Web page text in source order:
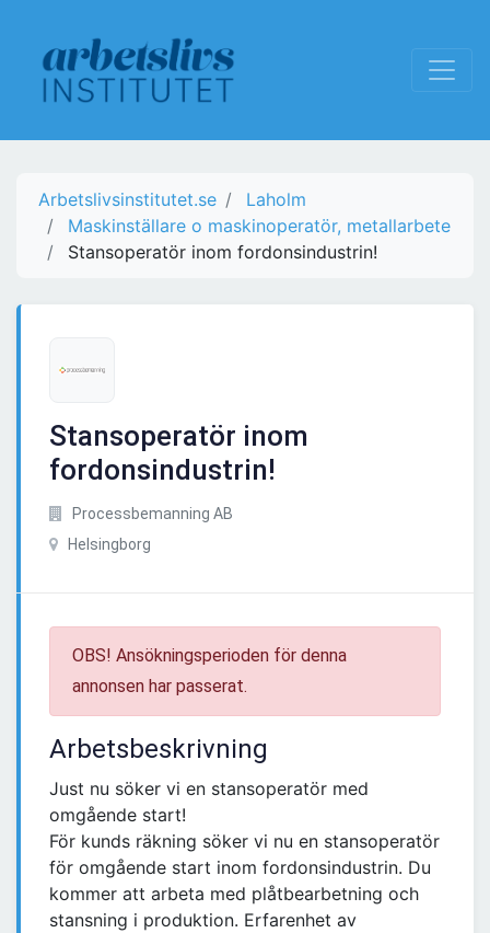
Arbetslivsinstitutet.se
Laholm
Maskinställare o maskinoperatör, metallarbete
Stansoperatör inom fordonsindustrin!
Stansoperatör inom
fordonsindustrin!
Processbemanning AB
Helsingborg
OBS! Ansökningsperioden för denna
annonsen har passerat.
Arbetsbeskrivning
Just nu söker vi en stansoperatör med
omgående start!
För kunds räkning söker vi nu en stansoperatör
för omgående start inom fordonsindustrin. Du
kommer att arbeta med plåtbearbetning och
stansning i produktion. Erfarenhet av